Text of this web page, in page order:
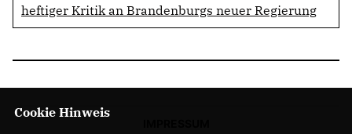
heftiger Kritik an Brandenburgs neuer Regierung
Cookie Hinweis